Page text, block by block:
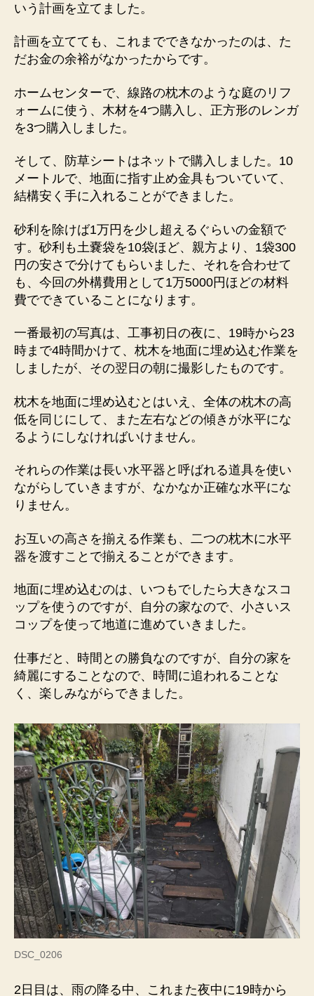
いう計画を立てました。
計画を立てても、これまでできなかったのは、た
だお金の余裕がなかったからです。
ホームセンターで、線路の枕木のような庭のリフ
ォームに使う、木材を4つ購入し、正方形のレンガ
を3つ購入しました。
そして、防草シートはネットで購入しました。10
メートルで、地面に指す止め金具もついていて、
結構安く手に入れることができました。
砂利を除けば1万円を少し超えるぐらいの金額で
す。砂利も土嚢袋を10袋ほど、親方より、1袋300
円の安さで分けてもらいました、それを合わせて
も、今回の外構費用として1万5000円ほどの材料
費でできていることになります。
一番最初の写真は、工事初日の夜に、19時から23
時まで4時間かけて、枕木を地面に埋め込む作業を
しましたが、その翌日の朝に撮影したものです。
枕木を地面に埋め込むとはいえ、全体の枕木の高
低を同じにして、また左右などの傾きが水平にな
るようにしなければいけません。
それらの作業は長い水平器と呼ばれる道具を使い
ながらしていきますが、なかなか正確な水平にな
りません。
お互いの高さを揃える作業も、二つの枕木に水平
器を渡すことで揃えることができます。
地面に埋め込むのは、いつもでしたら大きなスコ
ップを使うのですが、自分の家なので、小さいス
コップを使って地道に進めていきました。
仕事だと、時間との勝負なのですが、自分の家を
綺麗にすることなので、時間に追われることな
く、楽しみながらできました。
DSC_0206
2日目は、雨の降る中、これまた夜中に19時から